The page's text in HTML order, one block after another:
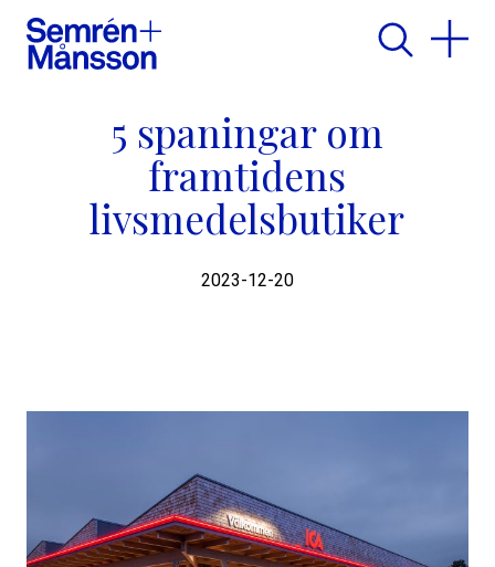
5 spaningar om
framtidens
livsmedelsbutiker
2023-12-20